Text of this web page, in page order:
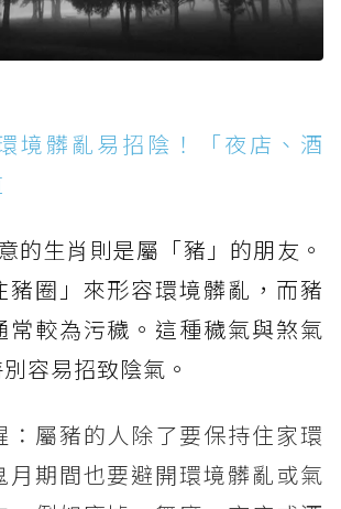
境髒亂易招陰！「夜店、酒
的生肖則是屬「豬」的朋友。
豬圈」來形容環境髒亂，而豬
常較為污穢。這種穢氣與煞氣
容易招致陰氣。
：屬豬的人除了要保持住家環
月期間也要避開環境髒亂或氣